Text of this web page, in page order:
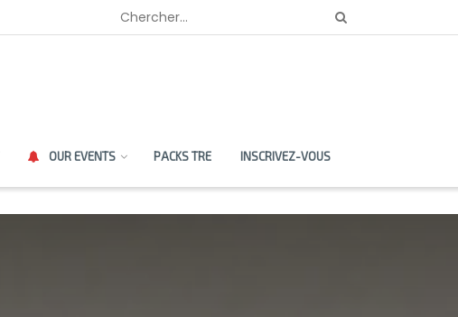
OUR EVENTS PACKS TRE INSCRIVEZ-VOUS